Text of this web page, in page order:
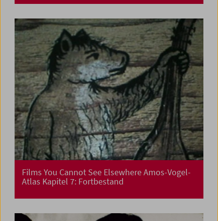
Films You Cannot See Elsewhere Amos-Vogel-
Atlas Kapitel 7: Fortbestand